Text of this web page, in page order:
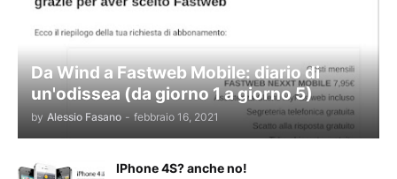
Da Wind a Fastweb Mobile: diario di
un'odissea (da giorno 1 a giorno 5)
by Alessio Fasano - febbraio 16, 2021
IPhone 4S? anche no!